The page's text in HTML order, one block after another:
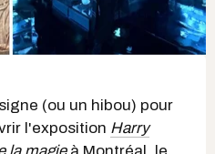
(ou un hibou) pour
l'exposition Harry